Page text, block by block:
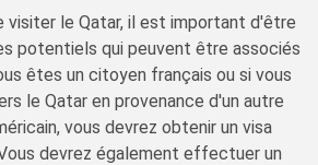
visiter le Qatar, il est important d'être
potentiels qui peuvent être associés
êtes un citoyen français ou si vous
le Qatar en provenance d'un autre
vous devrez obtenir un visa
devrez également effectuer un